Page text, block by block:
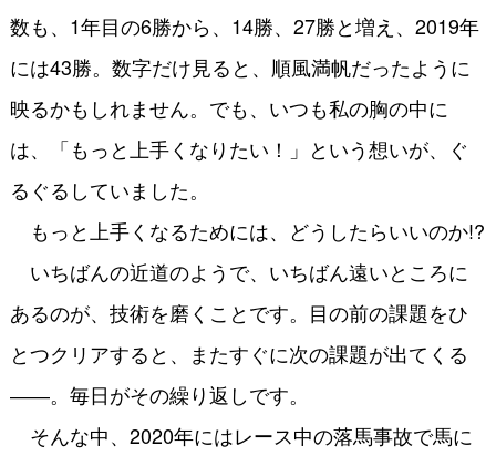
数も、1年目の6勝から、14勝、27勝と増え、2019年
には43勝。数字だけ見ると、順風満帆だったように
映るかもしれません。でも、いつも私の胸の中に
は、「もっと上手くなりたい！」という想いが、ぐ
るぐるしていました。
もっと上手くなるためには、どうしたらいいのか!?
いちばんの近道のようで、いちばん遠いところに
あるのが、技術を磨くことです。目の前の課題をひ
とつクリアすると、またすぐに次の課題が出てくる
――。毎日がその繰り返しです。
そんな中、2020年にはレース中の落馬事故で馬に